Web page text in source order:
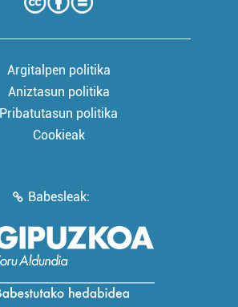
Argitalpen politika
Aniztasun politika
Pribatutasun politika
Cookieak
Babesleak: